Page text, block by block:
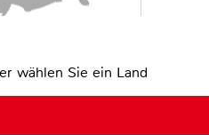
wählen Sie ein Land